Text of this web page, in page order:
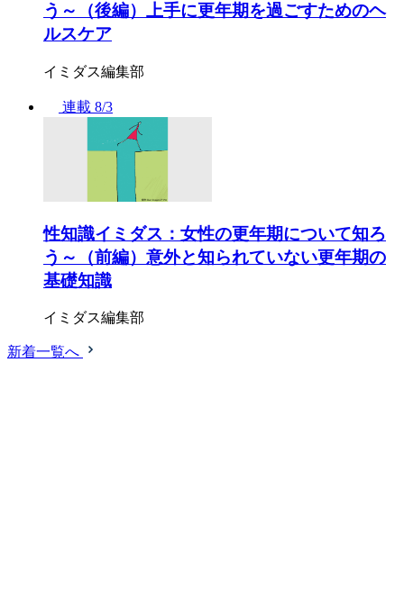
う～（後編）上手に更年期を過ごすためのヘ
ルスケア
イミダス編集部
連載 8/3
性知識イミダス：女性の更年期について知ろ
う～（前編）意外と知られていない更年期の
基礎知識
イミダス編集部
新着一覧へ